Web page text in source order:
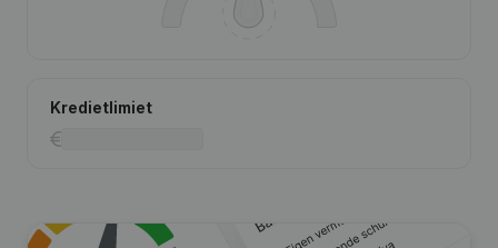
Kredietlimiet